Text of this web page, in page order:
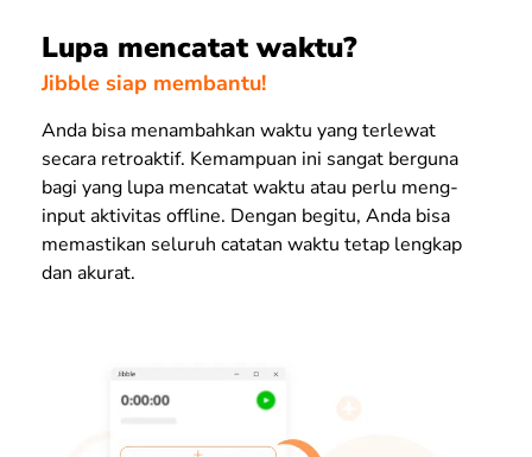
Lupa mencatat waktu?
Jibble siap membantu!
Anda bisa menambahkan waktu yang terlewat
secara retroaktif. Kemampuan ini sangat berguna
bagi yang lupa mencatat waktu atau perlu meng-
inputaktivitas offline. Dengan begitu, Anda bisa
memastikan seluruh catatan waktu tetap lengkap
dan akurat.